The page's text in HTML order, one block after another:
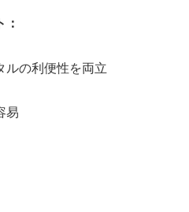
ルの利便性を両立
易